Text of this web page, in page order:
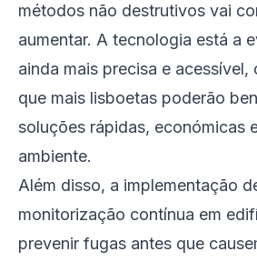
métodos não destrutivos vai
aumentar. A tecnologia está a
ainda mais precisa e acessível,
que mais lisboetas poderão
soluções rápidas, económicas
ambiente.
Além disso, a implementação
monitorização contínua em
prevenir fugas antes que